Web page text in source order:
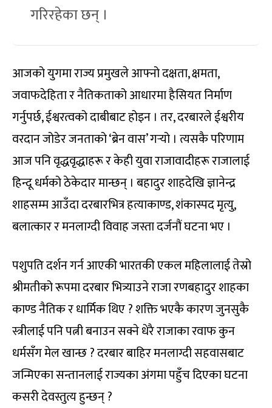
गरिरहेका छन् ।
आजको युगमा राज्य प्रमुखले आफ्नो दक्षता, क्षमता,
जवाफदेहिता र नैतिकताको आधारमा हैसियत निर्माण
गर्नुपर्छ, ईश्वरत्वको दाबीबाट होइन । तर, दरबारले ईश्वरीय
वरदान जोडेर जनताको ‘ब्रेन वास’ गर्‍यो । त्यसकै परिणाम
आज पनि वृद्धवृद्धाहरू र केही युवा राजावादीहरू राजालाई
हिन्दू धर्मको ठेकेदार मान्छन् । बहादुर शाहदेखि ज्ञानेन्द्र
शाहसम्म आउँदा दरबारभित्र हत्याकाण्ड, शंकास्पद मृत्यु,
बलात्कार र मनलाग्दी विवाह जस्ता दर्जनौं घटना भए ।
पशुपति दर्शन गर्न आएकी भारतकी एकल महिलालाई तेस्रो
श्रीमतीको रूपमा दरबार भित्र्याउने राजा रणबहादुर शाहका
काण्ड नैतिक र धार्मिक थिए ? शक्ति भएकै कारण जुनसुकै
स्त्रीलाई पनि पत्नी बनाउन सक्ने धेरै राजाका रवाफ कुन
धर्मसँग मेल खान्छ ? दरबार बाहिर मनलाग्दी सहवासबाट
जन्मिएका सन्तानलाई राज्यका अंगमा पहुँच दिएका घटना
कसरी देवस्तुत्य हुन्छन् ?